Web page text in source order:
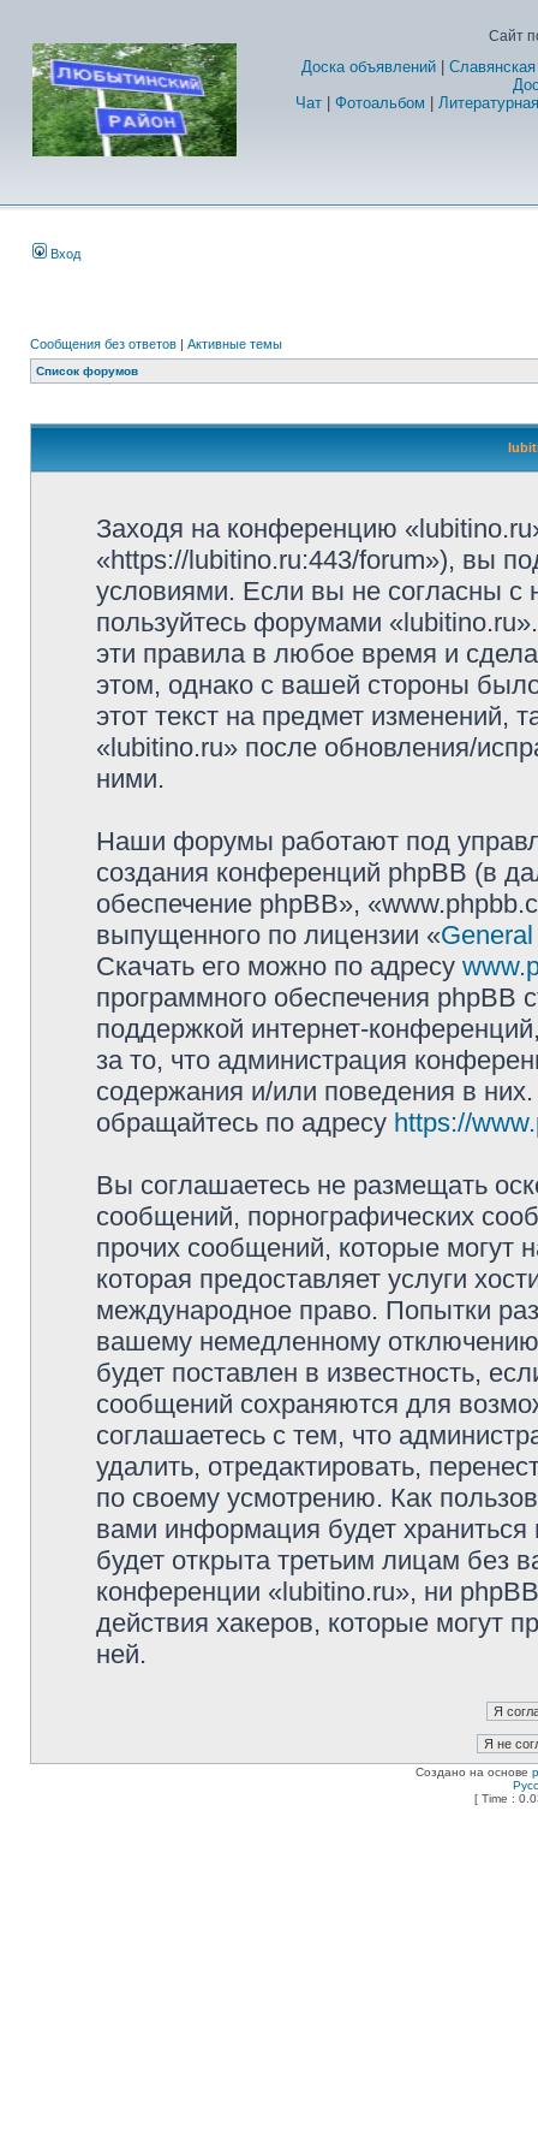
Сайт
Доска объявлений
Чат
Фотоальбом
Вход
Сообщения без ответов | Активные темы
Список форумов
Заходя на конференцию
«https://lubitino.ru:443/forum»), вы
условиями. Если вы не согласны с
пользуйтесь форумами
эти правила в любое время и
этом, однако с вашей стороны
этот текст на предмет изменений,
«lubitino.ru» после обновления/
ними.
Наши форумы работают под
создания конференций phpBB (в
обеспечение phpBB»,
выпущенного по лицензии «
Скачать его можно по адресу
программного обеспечения phpBB
поддержкой интернет-
за то, что администрация
содержания и/или поведения в
обращайтесь по адресу https://
Вы соглашаетесь не размещать
сообщений, порнографических
прочих сообщений, которые могут
которая предоставляет услуги
международное право. Попытки
вашему немедленному
будет поставлен в известность,
сообщений сохраняются для
соглашаетесь с тем, что
удалить, отредактировать,
по своему усмотрению. Как
вами информация будет
будет открыта третьим лицам без
конференции «lubitino.ru», ни
действия хакеров, которые могут
ней.
Создано на основе
[ Time :